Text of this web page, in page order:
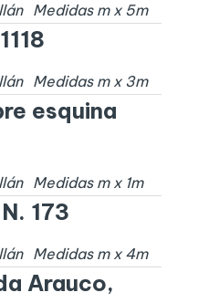
Medidas m x 5m
Medidas m x 3m
esquina
Medidas m x 1m
173
Medidas m x 4m
Arauco,